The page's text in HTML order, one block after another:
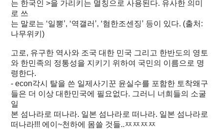
는 한국인 >을 가리키는 멸칭으로 사용된다. 유사한 의미
로 쓰
는 말로는 ‘일뽕’, ‘역갤러’, ‘혐한조센징’ 등이 있다. (출처:
나무위키)
고로, 유구한 역사와 조국 대한 민국 그리고 한반도의 영토
와 한민족의 정통성을 지키기 위하여 국민의 이름으로 명
령한다.
- econ각시 탈을 쓴 일제사기꾼 윤실수를 포함한 토착왜구
들은 더 이상 대한민국에 필요없다. 그러니 너희들의 소굴
일
본 섬나라로 떠나라. 일본 섬나라로 떠나라. 일본 섬나라로
떠나라!!! 에이~천하에 몸쓸 것들..ㅉㅉㅉㅉ